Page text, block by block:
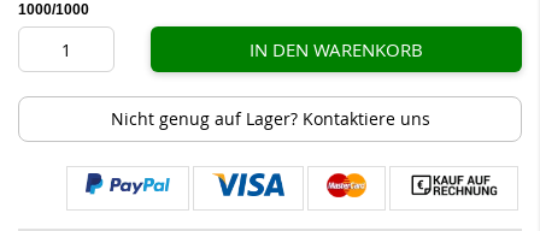
1000/1000
IN DEN WARENKORB
Nicht genug auf Lager? Kontaktiere uns